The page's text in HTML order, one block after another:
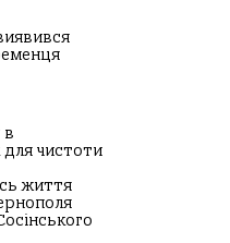
в
чистоти
життя